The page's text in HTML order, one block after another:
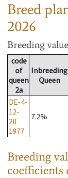
Breed
2026
Breeding
code
of
queen
2a
Inbreeding
Queen
DE-4-
12-
20-
1977
7.2%
Breeding
coefficients